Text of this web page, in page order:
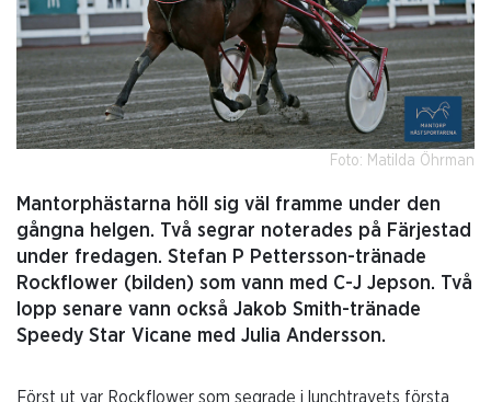
Foto: Matilda Öhrman
Mantorphästarna höll sig väl framme under den
gångna helgen. Två segrar noterades på Färjestad
under fredagen. Stefan P Pettersson-tränade
Rockflower (bilden) som vann med C-J Jepson. Två
lopp senare vann också Jakob Smith-tränade
Speedy Star Vicane med Julia Andersson.
Först ut var Rockflower som segrade i lunchtravets första